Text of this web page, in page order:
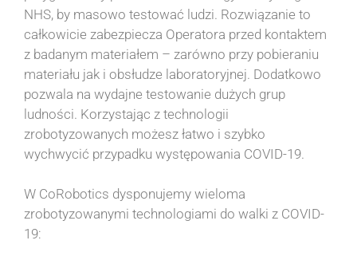
NHS, by masowo testować ludzi. Rozwiązanie to
całkowicie zabezpiecza Operatora przed kontaktem
z badanym materiałem – zarówno przy pobieraniu
materiału jak i obsłudze laboratoryjnej. Dodatkowo
pozwala na wydajne testowanie dużych grup
ludności. Korzystając z technologii
zrobotyzowanych możesz łatwo i szybko
wychwycić przypadku występowania COVID-19.
W CoRobotics dysponujemy wieloma
zrobotyzowanymi technologiami do walki z COVID-
19: